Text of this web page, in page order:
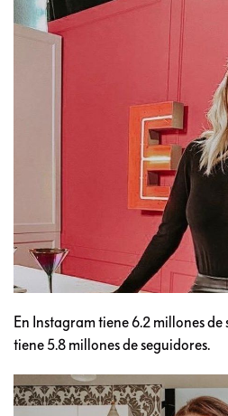
En Instagram tiene 6.2 millones de
tiene 5.8 millones de seguidores.